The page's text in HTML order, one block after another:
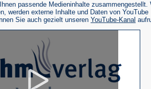
passende Medieninhalte zusammengestellt.
werden externe Inhalte und Daten von YouTube
Sie auch gezielt unseren YouTube-Kanal